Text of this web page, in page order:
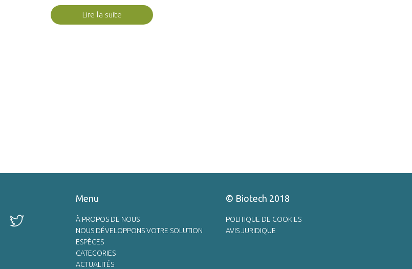
Lire la suite
Menu
À PROPOS DE NOUS
NOUS DÉVELOPPONS VOTRE SOLUTION
ESPÈCES
CATEGORIES
ACTUALITÉS
© Biotech 2018
POLITIQUE DE COOKIES
AVIS JURIDIQUE